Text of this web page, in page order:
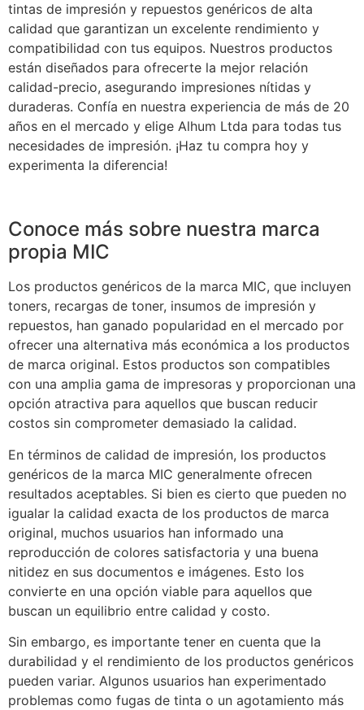
tintas de impresión y repuestos genéricos de alta
calidad que garantizan un excelente rendimiento y
compatibilidad con tus equipos. Nuestros productos
están diseñados para ofrecerte la mejor relación
calidad-precio, asegurando impresiones nítidas y
duraderas. Confía en nuestra experiencia de más de 20
años en el mercado y elige Alhum Ltda para todas tus
necesidades de impresión. ¡Haz tu compra hoy y
experimenta la diferencia!
Conoce más sobre nuestra marca
propia MIC
Los productos genéricos de la marca MIC, que incluyen
toners, recargas de toner, insumos de impresión y
repuestos, han ganado popularidad en el mercado por
ofrecer una alternativa más económica a los productos
de marca original. Estos productos son compatibles
con una amplia gama de impresoras y proporcionan una
opción atractiva para aquellos que buscan reducir
costos sin comprometer demasiado la calidad.
En términos de calidad de impresión, los productos
genéricos de la marca MIC generalmente ofrecen
resultados aceptables. Si bien es cierto que pueden no
igualar la calidad exacta de los productos de marca
original, muchos usuarios han informado una
reproducción de colores satisfactoria y una buena
nitidez en sus documentos e imágenes. Esto los
convierte en una opción viable para aquellos que
buscan un equilibrio entre calidad y costo.
Sin embargo, es importante tener en cuenta que la
durabilidad y el rendimiento de los productos genéricos
pueden variar. Algunos usuarios han experimentado
problemas como fugas de tinta o un agotamiento más